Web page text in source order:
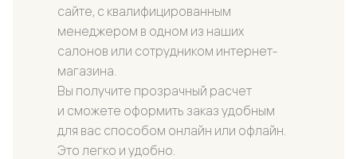
сайте, с квалифицированным
менеджером в одном из наших
салонов или сотрудником интернет-
магазина.
Вы получите прозрачный расчет
и сможете оформить заказ удобным
для вас способом онлайн или офлайн.
Это легко и удобно.